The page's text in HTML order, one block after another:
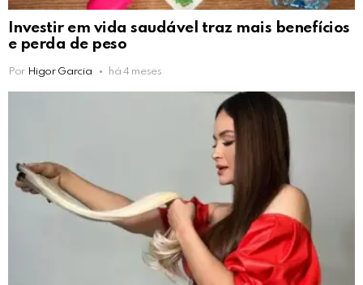
Investir em vida saudável traz mais benefícios
e perda de peso
Por Higor Garcia há 4 meses